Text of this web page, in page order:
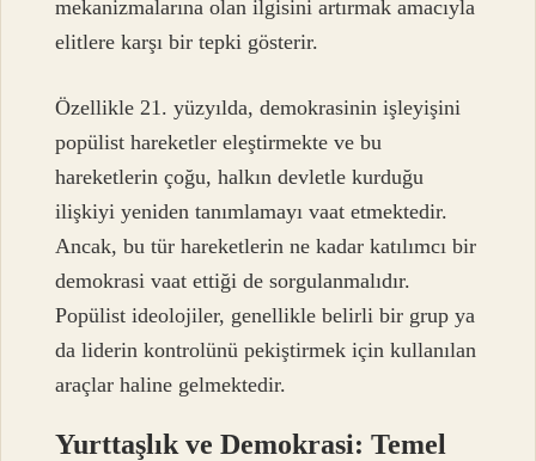
mekanizmalarına olan ilgisini artırmak amacıyla
elitlere karşı bir tepki gösterir.
Özellikle 21. yüzyılda, demokrasinin işleyişini
popülist hareketler eleştirmekte ve bu
hareketlerin çoğu, halkın devletle kurduğu
ilişkiyi yeniden tanımlamayı vaat etmektedir.
Ancak, bu tür hareketlerin ne kadar katılımcı bir
demokrasi vaat ettiği de sorgulanmalıdır.
Popülist ideolojiler, genellikle belirli bir grup ya
da liderin kontrolünü pekiştirmek için kullanılan
araçlar haline gelmektedir.
Yurttaşlık ve Demokrasi: Temel